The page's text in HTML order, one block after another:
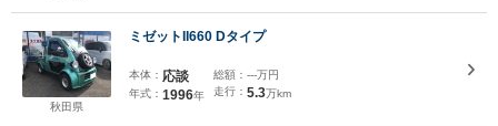
秋田県
ミゼットII660 Dタイプ
本体： 応談
年式： 1996年
総額： ---万円
走行： 5.3万km